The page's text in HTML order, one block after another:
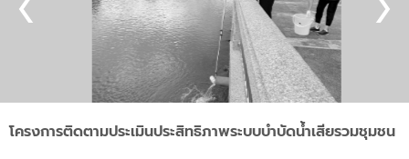
โครงการติดตามประเมินประสิทธิภาพระบบบำบัดน้ำเสียรวมชุมชน